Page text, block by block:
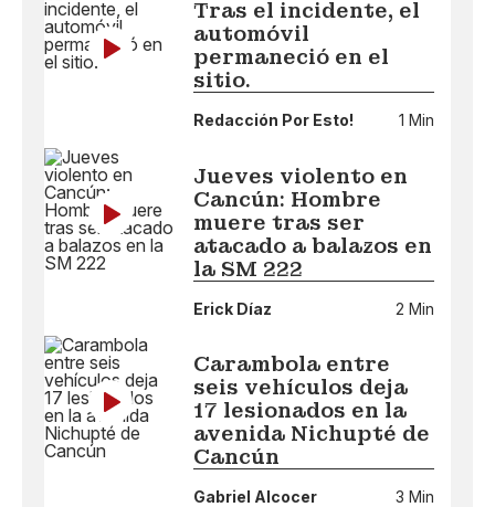
Tras el incidente, el
automóvil
permaneció en el
sitio.
Redacción Por Esto! 1 Min
Jueves violento en
Cancún: Hombre
muere tras ser
atacado a balazos en
la SM 222
Erick Díaz 2 Min
Carambola entre
seis vehículos deja
17 lesionados en la
avenida Nichupté de
Cancún
Gabriel Alcocer 3 Min